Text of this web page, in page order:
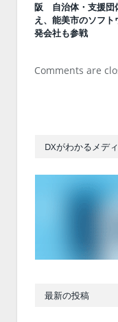
阪 自治体・支援団
え、能美市のソフト
発会社も参戦
Comments are
DXがわかるメデ
最新の投稿